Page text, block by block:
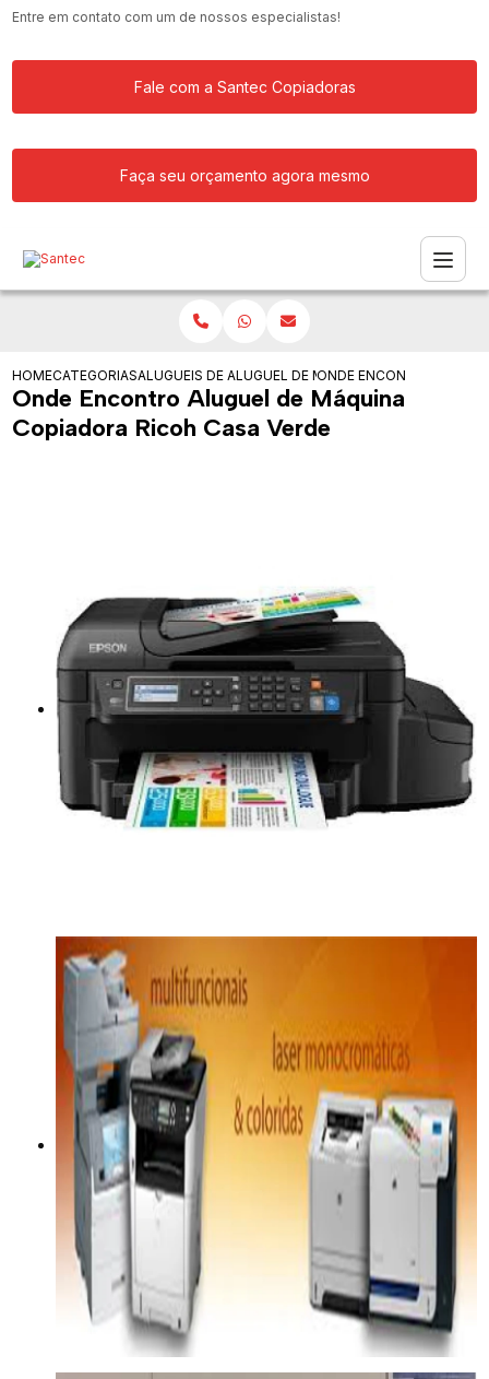
Entre em contato com um de nossos especialistas!
Fale com a Santec Copiadoras
Faça seu orçamento agora mesmo
HOMECATEGORIASALUGUEIS DE COPIADORASALUGUEL DE MAQUINA COPIADORA
ONDE ENCONTRO
Onde Encontro Aluguel de Máquina
Copiadora Ricoh Casa Verde